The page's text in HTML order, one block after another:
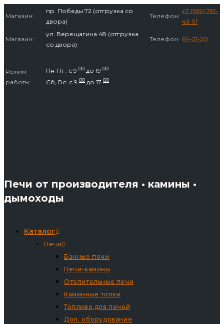
содержимому
Магазин:
пр. Победы 72 (отгрузка со
двора)
Телефон:
+7 (999) 791-
43-91
Магазин:
ул. Верещагина 48 (отгрузка
со двора)
Телефон: 64-21-20
Режим
работы:
Пн-Пт : с 9 00 до 19 00
Сб, Вс: с 9 00 до 17 00
Печи от производителя • камины •
дымоходы
Каталог
Печи
Банные печи
Печи-камины
Отопительные печи
Каминные топки
Топливо для печей
Доп. оборудование